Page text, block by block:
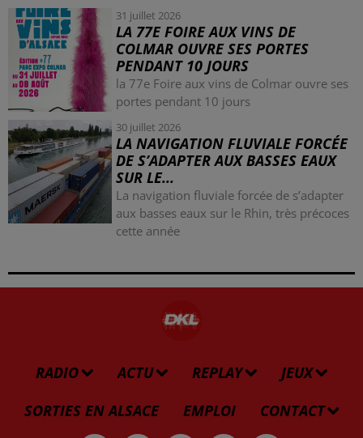
31 juillet 2026
LA 77E FOIRE AUX VINS DE
COLMAR OUVRE SES PORTES
PENDANT 10 JOURS
la 77e Foire aux vins de Colmar ouvre ses
portes pendant 10 jours
30 juillet 2026
LA NAVIGATION FLUVIALE FORCÉE
DE S’ADAPTER AUX BASSES EAUX
SUR LE...
La navigation fluviale forcée de s’adapter
aux basses eaux sur le Rhin, très précoces
cette année
RADIO ACTU REPLAY
JEUX
SORTIES EN ALSACE
EMPLOI CONTACT